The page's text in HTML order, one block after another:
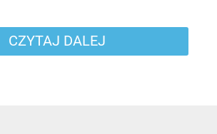
CZYTAJ DALEJ